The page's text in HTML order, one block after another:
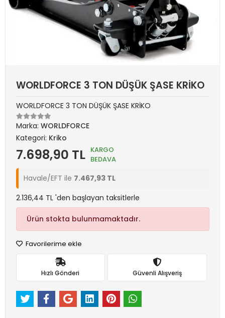
WORLDFORCE 3 TON DÜŞÜK ŞASE KRİKO
WORLDFORCE 3 TON DÜŞÜK ŞASE KRİKO
Marka: WORLDFORCE
Kategori: Kriko
7.698,90 TL KARGO
BEDAVA
Havale/EFT ile 7.467,93 TL
2.136,44 TL 'den başlayan taksitlerle
Ürün stokta bulunmamaktadır.
Favorilerime ekle
Hızlı Gönderi Güvenli Alışveriş